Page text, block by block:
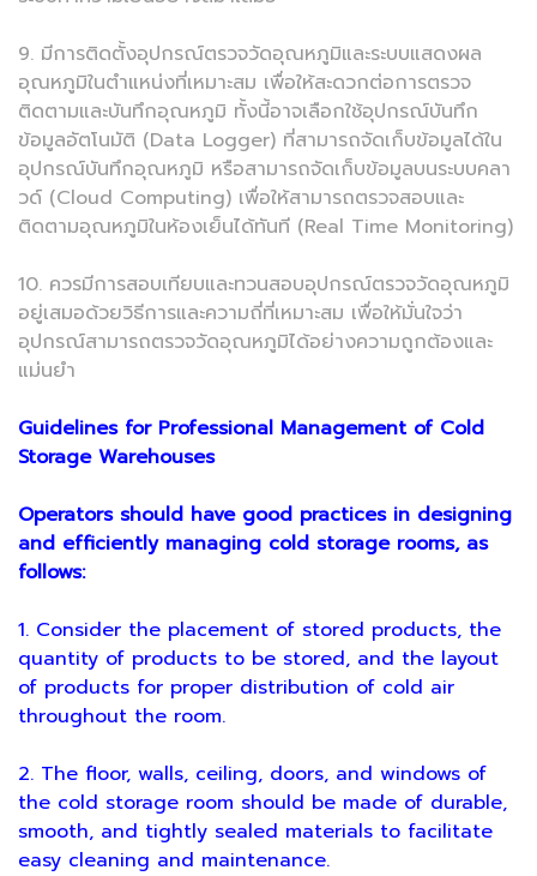
9. มีการติดตั้งอุปกรณ์ตรวจวัดอุณหภูมิและระบบแสดงผล
อุณหภูมิในตำแหน่งที่เหมาะสม เพื่อให้สะดวกต่อการตรวจ
ติดตามและบันทึกอุณหภูมิ ทั้งนี้อาจเลือกใช้อุปกรณ์บันทึก
ข้อมูลอัตโนมัติ (Data Logger) ที่สามารถจัดเก็บข้อมูลได้ใน
อุปกรณ์บันทึกอุณหภูมิ หรือสามารถจัดเก็บข้อมูลบนระบบคลา
วด์ (Cloud Computing) เพื่อให้สามารถตรวจสอบและ
ติดตามอุณหภูมิในห้องเย็นได้ทันที (Real Time Monitoring)
10. ควรมีการสอบเทียบและทวนสอบอุปกรณ์ตรวจวัดอุณหภูมิ
อยู่เสมอด้วยวิธีการและความถี่ที่เหมาะสม เพื่อให้มั่นใจว่า
อุปกรณ์สามารถตรวจวัดอุณหภูมิได้อย่างความถูกต้องและ
แม่นยำ
Guidelines for Professional Management of Cold
Storage Warehouses
Operators should have good practices in designing
and efficiently managing cold storage rooms, as
follows:
1. Consider the placement of stored products, the
quantity of products to be stored, and the layout
of products for proper distribution of cold air
throughout the room.
2. The floor, walls, ceiling, doors, and windows of
the cold storage room should be made of durable,
smooth, and tightly sealed materials to facilitate
easy cleaning and maintenance.